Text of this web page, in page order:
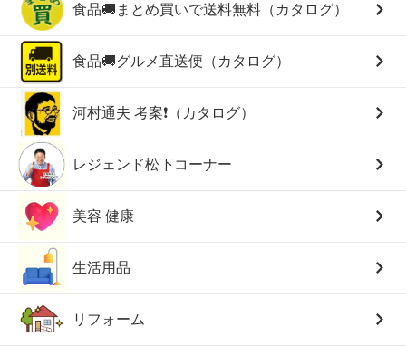
食品🚚まとめ買いで送料無料（カタログ）
食品🚚グルメ直送便（カタログ）
河村通夫 考案❗（カタログ）
レジェンド松下コーナー
美容 健康
生活用品
リフォーム